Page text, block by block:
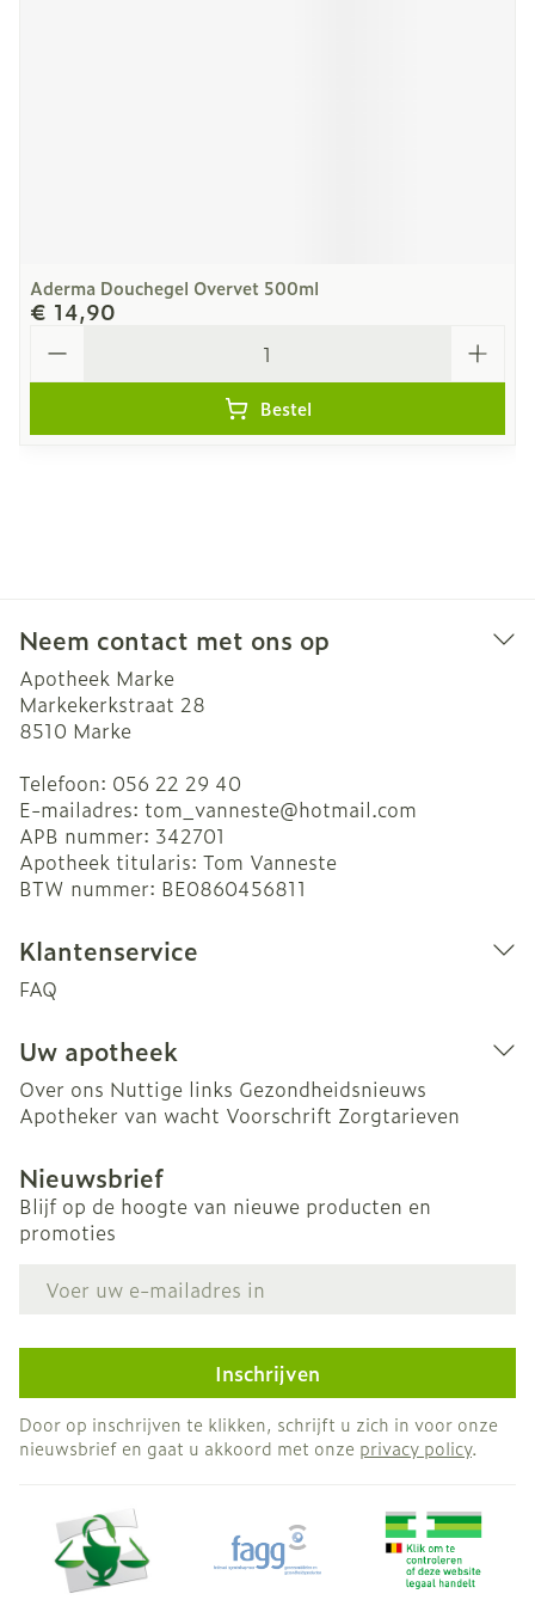
Aderma Douchegel Overvet 500ml
€ 14,90
Bestel
Neem contact met ons op
Apotheek Marke
Markekerkstraat 28
8510 Marke
Telefoon: 056 22 29 40
E-mailadres: tom_vanneste@hotmail.com
APB nummer: 342701
Apotheek titularis: Tom Vanneste
BTW nummer: BE0860456811
Klantenservice
FAQ
Uw apotheek
Over ons Nuttige links Gezondheidsnieuws
Apotheker van wacht Voorschrift Zorgtarieven
Nieuwsbrief
Blijf op de hoogte van nieuwe producten en
promoties
Inschrijven
Door op inschrijven te klikken, schrijft u zich in voor onze
nieuwsbrief en gaat u akkoord met onze privacy policy.